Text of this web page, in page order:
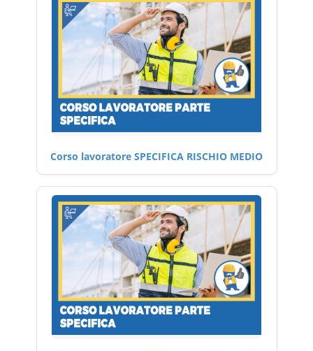
Corso lavoratore SPECIFICA RISCHIO MEDIO